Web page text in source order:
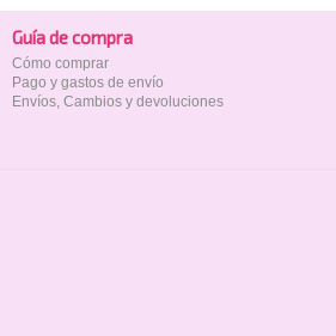
Guía de compra
Cómo comprar
Pago y gastos de envío
Envíos, Cambios y devoluciones